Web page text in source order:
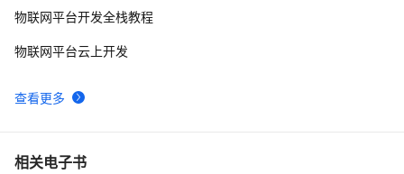
查看更多
物联网平台开发全栈教程
物联网平台云上开发
相关电子书